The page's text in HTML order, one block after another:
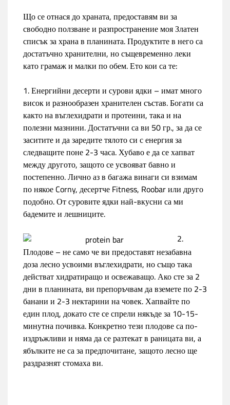
Що се отнася до храната, предоставям ви за
свободно ползване и разпространение моя Златен
списък за храна в планината. Продуктите в него са
достатъчно хранителни, но същевременно леки
като грамаж и малки по обем. Ето кои са те:
1. Енергийни десерти и сурови ядки – имат много
висок и разнообразен хранителен състав. Богати са
както на въглехидрати и протеини, така и на
полезни мазнини. Достатъчни са ви 50 гр., за да се
заситите и да заредите тялото си с енергия за
следващите поне 2-3 часа. Хубаво е да се хапват
между другото, защото се усвояват бавно и
постепенно. Лично аз в багажа винаги си взимам
по някое Corny, десертче Fitness, Roobar или друго
подобно. От суровите ядки най-вкусни са ми
бадемите и лешниците.
2.
Плодове – не само че ви предоставят незабавна
доза лесно усвоими въглехидрати, но също така
действат хидратиращо и освежаващо. Ако сте за 2
дни в планината, ви препоръчвам да вземете по 2-3
банани и 2-3 нектарини на човек. Хапвайте по
един плод, докато сте се спрели някъде за 10-15-
минутна почивка. Конкретно тези плодове са по-
издръжливи и няма да се разтекат в раницата ви, а
ябълките не са за предпочитане, защото лесно ще
раздразнят стомаха ви.